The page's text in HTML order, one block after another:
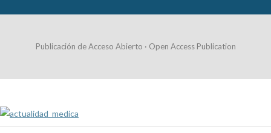
Publicación de Acceso Abierto · Open Access Publication